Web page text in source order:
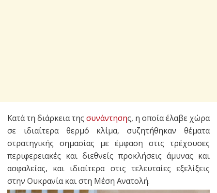
Κατά τη διάρκεια της συνάντησης, η οποία έλαβε χώρα
σε ιδιαίτερα θερμό κλίμα, συζητήθηκαν θέματα
στρατηγικής σημασίας με έμφαση στις τρέχουσες
περιφερειακές και διεθνείς προκλήσεις άμυνας και
ασφαλείας, και ιδιαίτερα στις τελευταίες εξελίξεις
στην Ουκρανία και στη Μέση Ανατολή.